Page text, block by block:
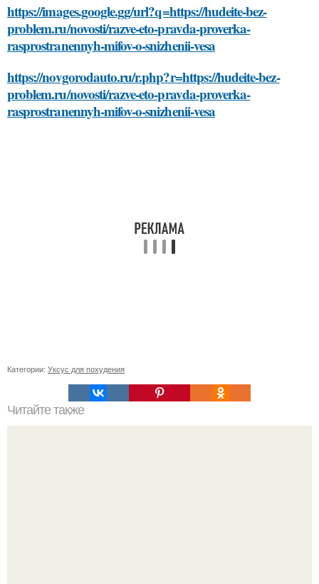
https://images.google.gg/url?q=https://hudeite-bez-
problem.ru/novosti/razve-eto-pravda-proverka-
rasprostranennyh-mifov-o-snizhenii-vesa
https://novgorodauto.ru/r.php?r=https://hudeite-bez-
problem.ru/novosti/razve-eto-pravda-proverka-
rasprostranennyh-mifov-o-snizhenii-vesa
Категории: Уксус для похудения
Читайте также